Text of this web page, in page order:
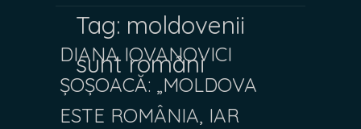
Tag: moldovenii
sunt români
DIANA IOVANOVICI
ȘOȘOACĂ: „MOLDOVA
ESTE ROMÂNIA, IAR